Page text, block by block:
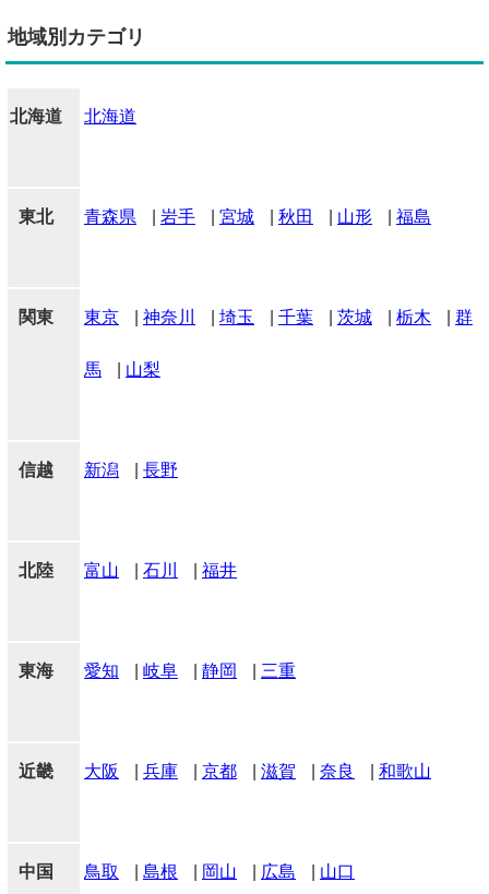
地域別カテゴリ
北海道 北海道
東北 青森県 岩手 宮城 秋田 山形 福島
関東 東京 神奈川 埼玉 千葉 茨城 栃木 群
馬 山梨
信越 新潟 長野
北陸 富山 石川 福井
東海 愛知 岐阜 静岡 三重
近畿 大阪 兵庫 京都 滋賀 奈良 和歌山
中国 鳥取 島根 岡山 広島 山口